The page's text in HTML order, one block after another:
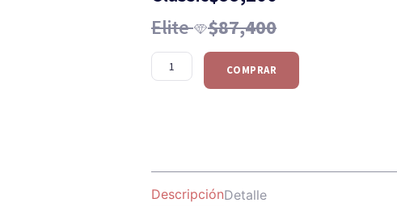
Elite $87,400
COMPRAR
DescripciónDetalle